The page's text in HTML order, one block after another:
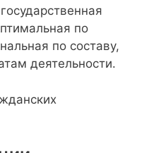
по
по составу,
деятельности.